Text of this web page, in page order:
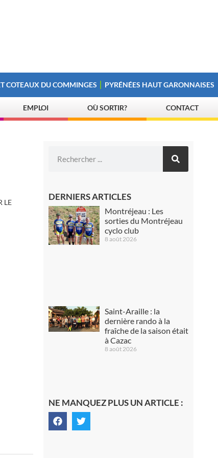
COTEAUX DU COMMINGES PYRÉNÉES HAUT GARONNAISES
EMPLOI OÙ SORTIR? CONTACT
LE
DERNIERS ARTICLES
Montréjeau : Les
sorties du Montréjeau
cyclo club
8 août 2026
Saint-Araille : la
dernière rando à la
fraîche de la saison était
à Cazac
8 août 2026
NE MANQUEZ PLUS UN ARTICLE :